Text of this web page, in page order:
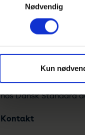
Nødvendig
Kun
Hvad
Du inviteres til at
andre deltagere selv
sørger for
hos Dansk Standard
Kontakt